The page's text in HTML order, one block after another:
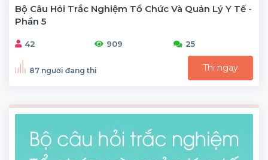
Bộ Câu Hỏi Trắc Nghiệm Tổ Chức Và Quản Lý Y Tế -
Phần 5
42 909 25
87 người đang thi Thi ngay